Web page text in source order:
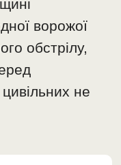
ворожої
обстрілу,
цивільних не